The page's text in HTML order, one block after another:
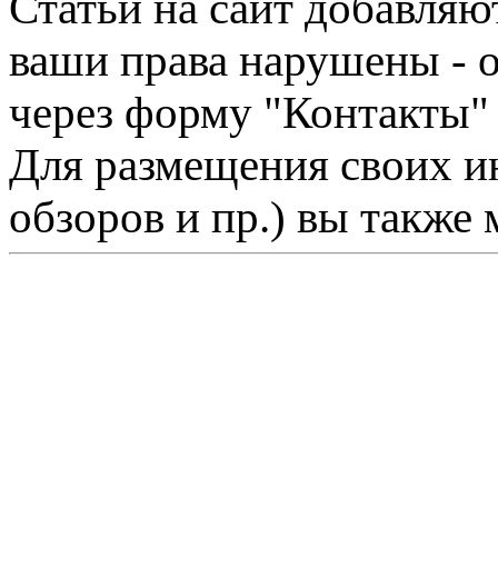
ваши права нарушены -
через форму "Контакты"
Для размещения своих
обзоров и пр.) вы также